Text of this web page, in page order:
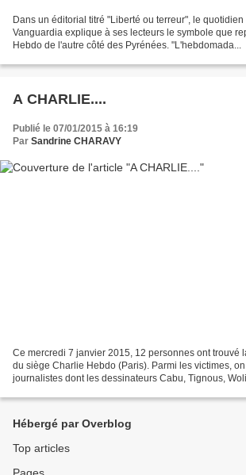
Dans un éditorial titré "Liberté ou terreur", le
Vanguardia explique à ses lecteurs le symbole que
Hebdo de l'autre côté des Pyrénées. "L'hebdomada...
A CHARLIE....
Publié le 07/01/2015 à 16:19
Par Sandrine CHARAVY
Ce mercredi 7 janvier 2015, 12 personnes ont trouvé
du siège Charlie Hebdo (Paris). Parmi les victimes,
journalistes dont les dessinateurs Cabu, Tignous,
Hébergé par Overblog
Top articles